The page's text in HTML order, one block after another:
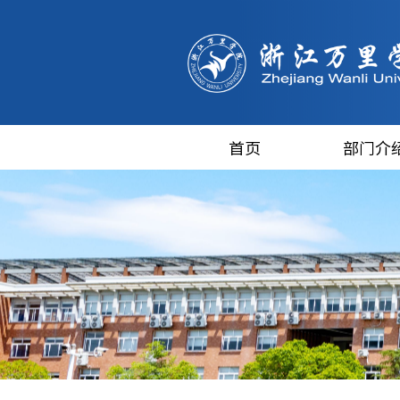
首页 部门介